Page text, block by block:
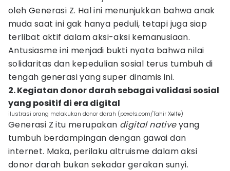
oleh Generasi Z. Hal ini menunjukkan bahwa anak
muda saat ini gak hanya peduli, tetapi juga siap
terlibat aktif dalam aksi-aksi kemanusiaan.
Antusiasme ini menjadi bukti nyata bahwa nilai
solidaritas dan kepedulian sosial terus tumbuh di
tengah generasi yang super dinamis ini.
2. Kegiatan donor darah sebagai validasi sosial
yang positif di era digital
ilustrasi orang melakukan donor darah (pexels.com/Tahir Xəlfə)
Generasi Z itu merupakan digital nativeyang
tumbuh berdampingan dengan gawai dan
internet. Maka, perilaku altruisme dalam aksi
donor darah bukan sekadar gerakan sunyi.